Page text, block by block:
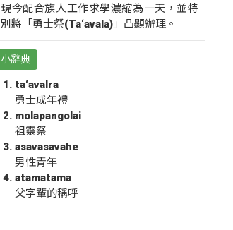
現今配合族人工作求學濃縮為一天，並特
別將「勇士祭(Ta‘avala)」凸顯辦理。
小辭典
ta‘avalra
勇士成年禮
molapangolai
祖靈祭
asavasavahe
男性青年
atamatama
父字輩的稱呼